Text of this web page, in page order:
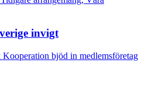
invigt
Kooperation bjöd in medlemsföretag